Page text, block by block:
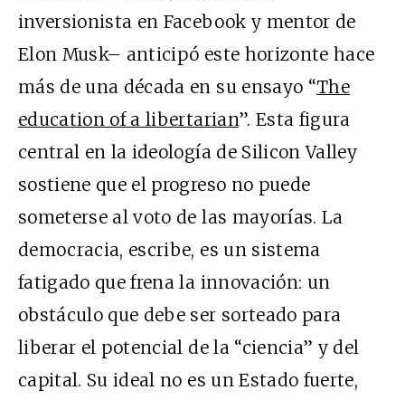
inversionista en Facebook y mentor de
Elon Musk– anticipó este horizonte hace
más de una década en su ensayo “The
education of a libertarian”. Esta figura
central en la ideología de Silicon Valley
sostiene que el progreso no puede
someterse al voto de las mayorías. La
democracia, escribe, es un sistema
fatigado que frena la innovación: un
obstáculo que debe ser sorteado para
liberar el potencial de la “ciencia” y del
capital. Su ideal no es un Estado fuerte,